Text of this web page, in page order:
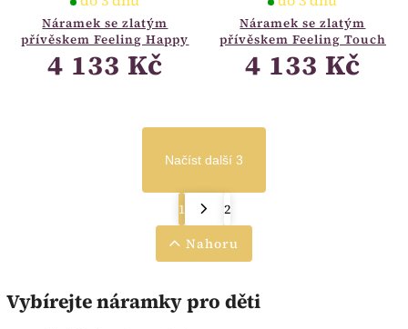
Náramek se zlatým
přívěskem Feeling Happy
4 133 Kč
Náramek se zlatým
přívěskem Feeling Touch
4 133 Kč
Načíst další 3
1
2
Nahoru
Vybírejte náramky pro děti